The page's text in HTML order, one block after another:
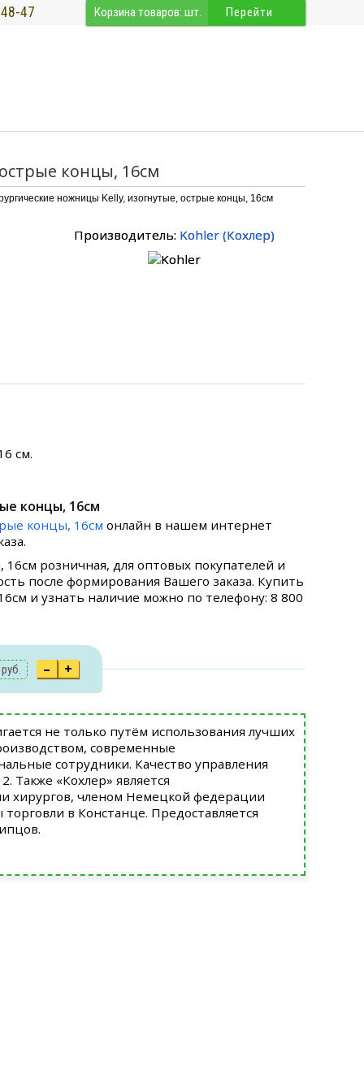
Перейти
Корзина товаров: шт.
47
концы, 16см
ножницы Kelly, изогнутые, острые концы, 16см
Производитель: Kohler(Кохлер)
см.
концы, 16см
концы, 16см онлайн в нашем интернет
розничная, для оптовых покупателей и
после формирования Вашего заказа. Купить
и узнать наличие можно по телефону: 8 800
руб. – +
не только путём использования лучших
современные
сотрудники. Качество управления
Также «Кохлер» является
хирургов, членом Немецкой федерации
в Констанце. Предоставляется